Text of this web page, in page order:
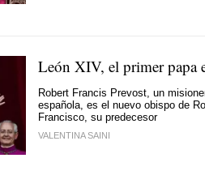
León XIV, el primer papa
Robert Francis Prevost, un
española, es el nuevo obispo de
Francisco, su predecesor
VALENTINA SAINI